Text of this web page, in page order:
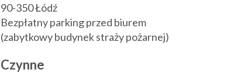
90-350 Łódź
Bezpłatny parking przed biurem
(zabytkowy budynek straży pożarnej)
Czynne